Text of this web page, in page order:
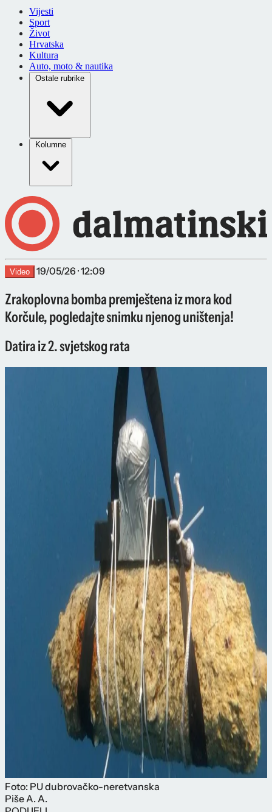
Vijesti
Sport
Život
Hrvatska
Kultura
Auto, moto & nautika
Ostale rubrike
Kolumne
Video 19/05/26 · 12:09
Zrakoplovna bomba premještena iz mora kod
Korčule, pogledajte snimku njenog uništenja!
Datira iz 2. svjetskog rata
Foto: PU dubrovačko-neretvanska
PišeA. A.